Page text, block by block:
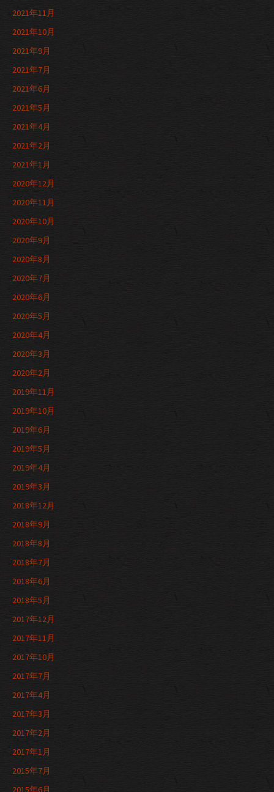
2021年11月
2021年10月
2021年9月
2021年7月
2021年6月
2021年5月
2021年4月
2021年2月
2021年1月
2020年12月
2020年11月
2020年10月
2020年9月
2020年8月
2020年7月
2020年6月
2020年5月
2020年4月
2020年3月
2020年2月
2019年11月
2019年10月
2019年6月
2019年5月
2019年4月
2019年3月
2018年12月
2018年9月
2018年8月
2018年7月
2018年6月
2018年5月
2017年12月
2017年11月
2017年10月
2017年7月
2017年4月
2017年3月
2017年2月
2017年1月
2015年7月
2015年6月